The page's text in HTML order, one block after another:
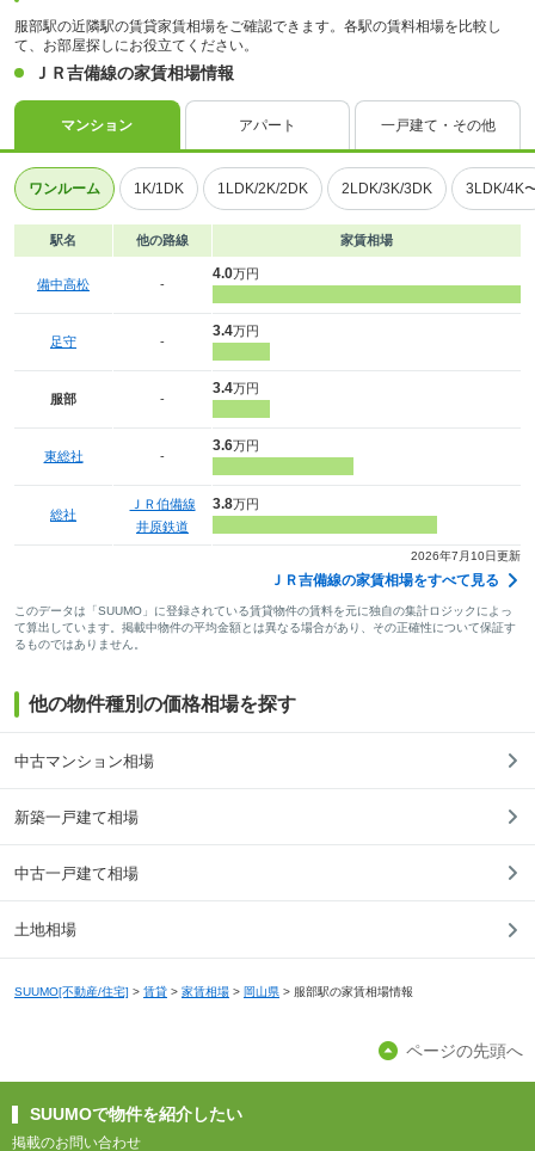
服部駅の近隣駅の賃貸家賃相場をご確認できます。各駅の賃料相場を比較し
て、お部屋探しにお役立てください。
ＪＲ吉備線の家賃相場情報
マンション アパート 一戸建て・その他
ワンルーム 1K/1DK 1LDK/2K/2DK 2LDK/3K/3DK 3LDK/4K
駅名 他の路線 家賃相場
備中高松 -
4.0万円
足守 -
3.4万円
服部 -
3.4万円
東総社 -
3.6万円
総社
ＪＲ伯備線
井原鉄道
3.8万円
2026年7月10日更新
ＪＲ吉備線の家賃相場をすべて見る
このデータは「SUUMO」に登録されている賃貸物件の賃料を元に独自の集計ロジックによっ
て算出しています。掲載中物件の平均金額とは異なる場合があり、その正確性について保証す
るものではありません。
他の物件種別の価格相場を探す
中古マンション相場
新築一戸建て相場
中古一戸建て相場
土地相場
SUUMO[不動産/住宅] > 賃貸 > 家賃相場 > 岡山県 > 服部駅の家賃相場情報
ページの先頭へ
SUUMOで物件を紹介したい
掲載のお問い合わせ